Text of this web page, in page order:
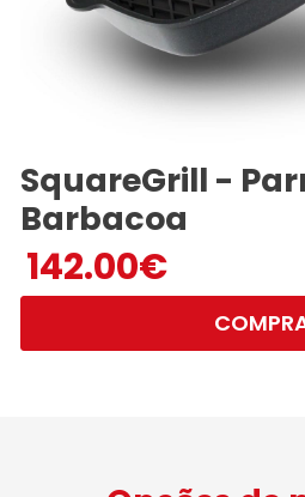
SquareGrill -
Barbacoa
142.00€